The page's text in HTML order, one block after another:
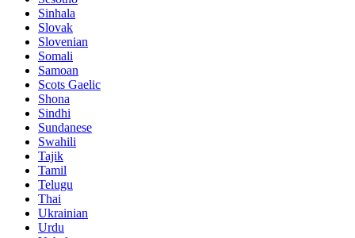
Sinhala
Slovak
Slovenian
Somali
Samoan
Scots Gaelic
Shona
Sindhi
Sundanese
Swahili
Tajik
Tamil
Telugu
Thai
Ukrainian
Urdu